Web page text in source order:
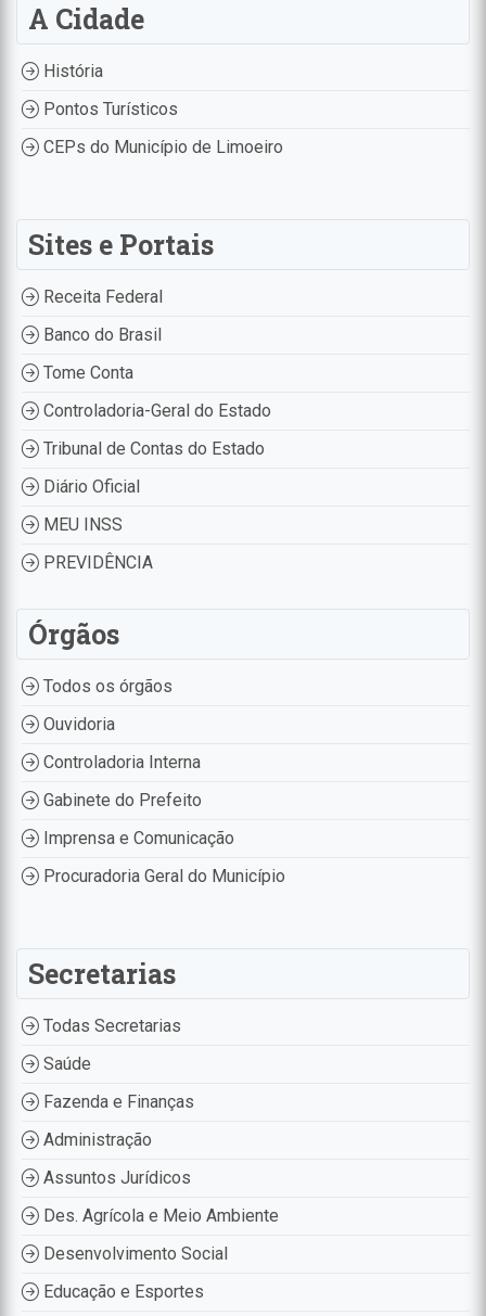
A Cidade
História
Pontos Turísticos
CEPs do Município de Limoeiro
Sites e Portais
Receita Federal
Banco do Brasil
Tome Conta
Controladoria-Geral do Estado
Tribunal de Contas do Estado
Diário Oficial
MEU INSS
PREVIDÊNCIA
Órgãos
Todos os órgãos
Ouvidoria
Controladoria Interna
Gabinete do Prefeito
Imprensa e Comunicação
Procuradoria Geral do Município
Secretarias
Todas Secretarias
Saúde
Fazenda e Finanças
Administração
Assuntos Jurídicos
Des. Agrícola e Meio Ambiente
Desenvolvimento Social
Educação e Esportes